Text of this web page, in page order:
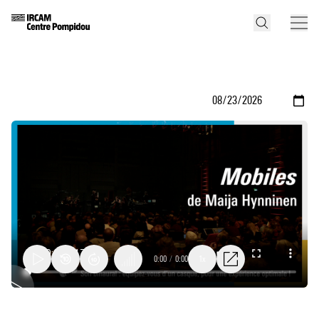
0:00 / 0:00